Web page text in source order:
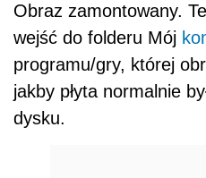
Obraz zamontowany.
wejść do folderu Mój
programu/gry, której
jakby płyta normalnie
dysku.